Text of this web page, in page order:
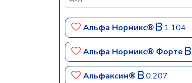
Альфа Нормикс® 1.104
Альфа Нормикс® Форте
Альфаксим® 0.207